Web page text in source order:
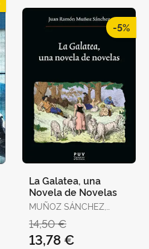
-5%
La Galatea, una
Novela de Novelas
MUÑOZ SÁNCHEZ,
14,50 €
13,78 €